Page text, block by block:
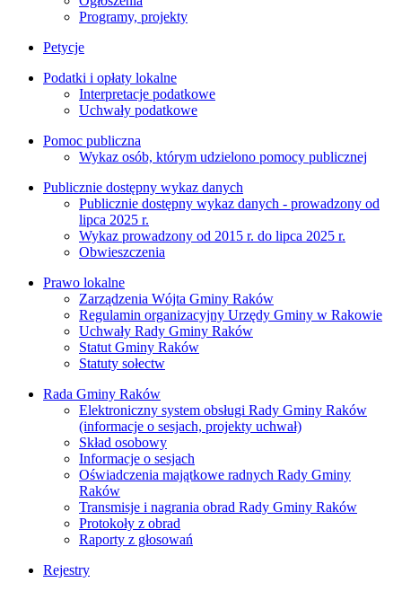
Programy, projekty
Petycje
Podatki i opłaty lokalne
Interpretacje podatkowe
Uchwały podatkowe
Pomoc publiczna
Wykaz osób, którym udzielono pomocy publicznej
Publicznie dostępny wykaz danych
Publicznie dostępny wykaz danych - prowadzony od
lipca 2025 r.
Wykaz prowadzony od 2015 r. do lipca 2025 r.
Obwieszczenia
Prawo lokalne
Zarządzenia Wójta Gminy Raków
Regulamin organizacyjny Urzędy Gminy w Rakowie
Uchwały Rady Gminy Raków
Statut Gminy Raków
Statuty sołectw
Rada Gminy Raków
Elektroniczny system obsługi Rady Gminy Raków
(informacje o sesjach, projekty uchwał)
Skład osobowy
Informacje o sesjach
Oświadczenia majątkowe radnych Rady Gminy
Raków
Transmisje i nagrania obrad Rady Gminy Raków
Protokoły z obrad
Raporty z głosowań
Rejestry